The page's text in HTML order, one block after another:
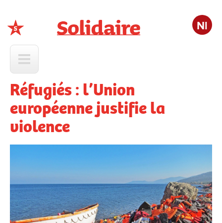
Nl
Réfugiés : l’Union
européenne justifie la
violence